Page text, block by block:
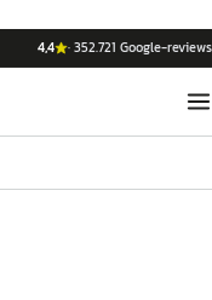
4,4 ·352.721 Google-reviews